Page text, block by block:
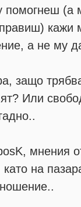
помогнеш (а
кажи
а не му
защо
Или
мнения
на